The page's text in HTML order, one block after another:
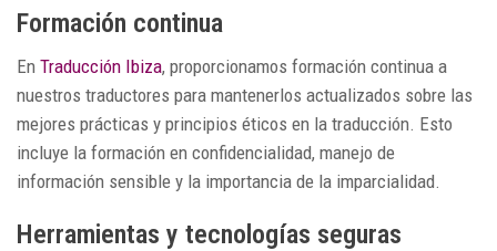
Formación continua
En Traducción Ibiza, proporcionamos formación continua a
nuestros traductores para mantenerlos actualizados sobre las
mejores prácticas y principios éticos en la traducción. Esto
incluye la formación en confidencialidad, manejo de
información sensible y la importancia de la imparcialidad.
Herramientas y tecnologías seguras